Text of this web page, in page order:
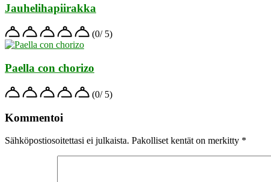
Jauhelihapiirakka
(0/ 5)
Paella con chorizo
(0/ 5)
Kommentoi
Sähköpostiosoitettasi ei julkaista. Pakolliset kentät on merkitty *